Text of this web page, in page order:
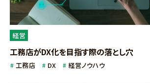
経営
工務店がDX化を目指す際の落とし穴
工務店 DX 経営ノウハウ